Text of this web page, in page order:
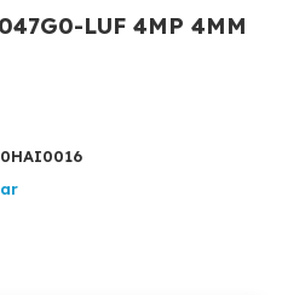
LUF 4MP 4MM